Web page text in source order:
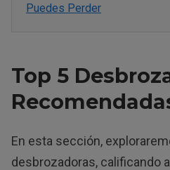
Puedes Perder
Top 5
En esta sección,
desbrozadoras, calificando